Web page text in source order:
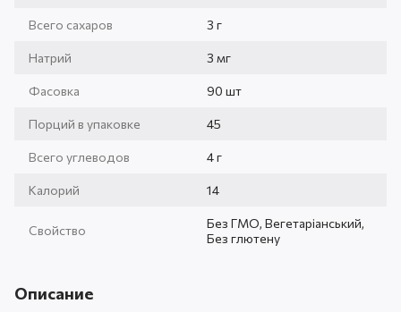
Всего сахаров 3 г
Натрий 3 мг
Фасовка 90 шт
Порций в упаковке 45
Всего углеводов 4 г
Калорий 14
Свойство
Без ГМО, Вегетаріанський,
Без глютену
Описание